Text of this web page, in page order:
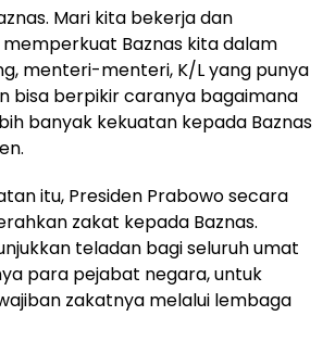
Mari kita bekerja dan
Baznas kita dalam
menteri-menteri, K/L yang punya
bisa berpikir caranya bagaimana
banyak kekuatan kepada Baznas
itu, Presiden Prabowo secara
zakat kepada Baznas.
teladan bagi seluruh umat
para pejabat negara, untuk
zakatnya melalui lembaga